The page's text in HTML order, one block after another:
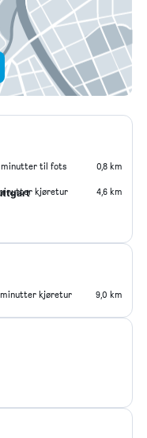
minutter til fots 0,8 km
kjøretur 4,6 km
minutter kjøretur 9,0 km